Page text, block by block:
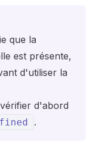
que la
est présente,
d'utiliser la
d'abord
.